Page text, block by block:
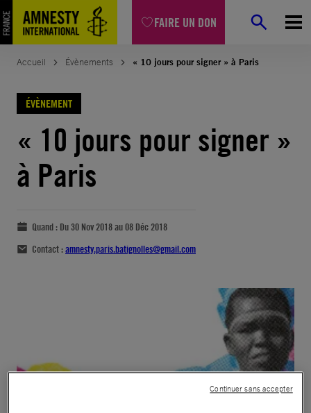
FAIRE UN DON
Accueil Évènements « 10 jours pour signer » à Paris
ÉVÈNEMENT
« 10 jours pour signer »
à Paris
Quand : Du 30 Nov 2018 au 08 Déc 2018
Contact :amnesty.paris.batignolles@gmail.com
Continuer sans accepter